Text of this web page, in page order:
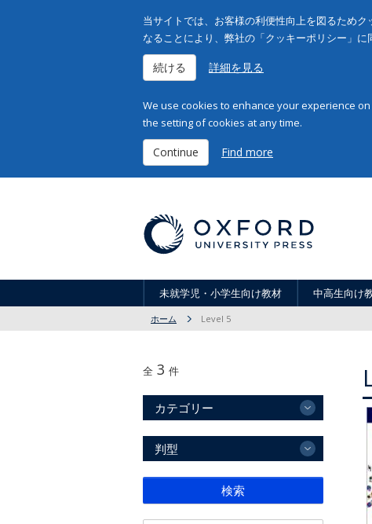
当サイトでは、お客様の利便性向上を図るため
なることにより、弊社の「クッキーポリシー」
続ける 詳細を見る
We use cookies to enhance your experience
the setting of cookies at any time.
Continue Find more
未就学児・小学生向け教材 中高生向け
ホーム Level 5
全 3 件
カテゴリー
判型
検索